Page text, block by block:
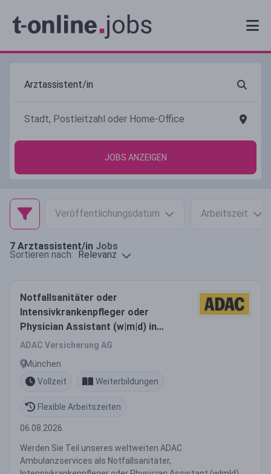
JOBS ANZEIGEN
Veröffentlichungsdatum Arbeitszeit
7 Arztassistent/in Jobs
Sortieren nach: Relevanz
Notfallsanitäter oder
Intensivkrankenpfleger oder
Physician Assistant (w|m|d) in
unserem weltweiten ADAC
ADAC Versicherung AG
München
Vollzeit
Weiterbildungen
Flexible Arbeitszeiten
06.08.2026
Werden Sie Teil unseres weltweiten ADAC
Ambulanzservices als Notfallsanitäter,